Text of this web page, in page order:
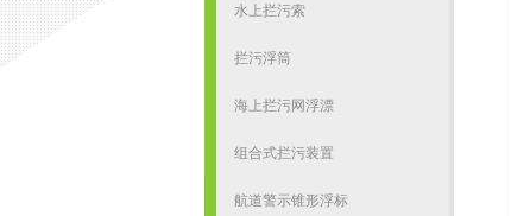
水上拦污索
拦污浮筒
海上拦污网浮漂
组合式拦污装置
航道警示锥形浮标